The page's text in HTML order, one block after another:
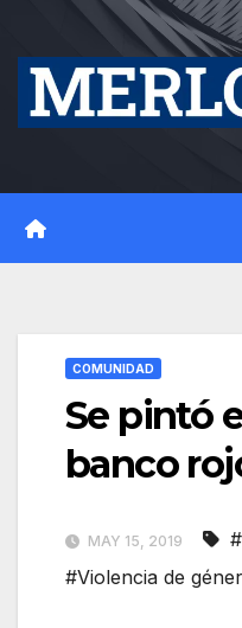
content
COMUNIDAD
Se pintó
banco
MAY 15, 2019
#Violencia de